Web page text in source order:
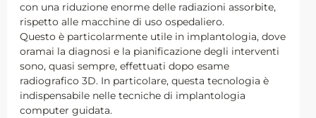
con una riduzione enorme delle radiazioni assorbite,
rispetto alle macchine di uso ospedaliero.
Questo è particolarmente utile in implantologia, dove
oramai la diagnosi e la pianificazione degli interventi
sono, quasi sempre, effettuati dopo esame
radiografico 3D. In particolare, questa tecnologia è
indispensabile nelle tecniche di implantologia
computer guidata.